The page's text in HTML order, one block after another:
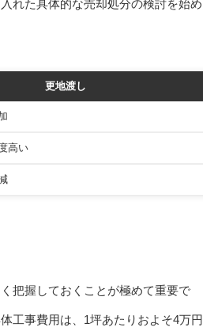
れた具体的な売却処分の検討を始め
更地渡し
高い
把握しておくことが極めて重要で
工事費用は、1坪あたりおよそ4万円